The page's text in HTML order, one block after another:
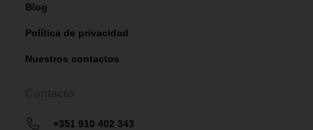
Blog
Política de privacidad
Nuestros contactos
+351 910 402 343